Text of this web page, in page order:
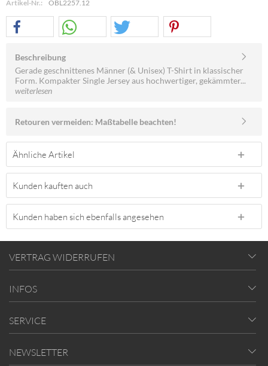
Artikel-Nr.:
OBL2257.12
Beschreibung
Gerade geschnittenes Männer (& Unisex) T-Shirt in klassischer
Form. Kompakter Single Jersey aus hochwertiger, gekämmter...
weiterlesen
Retouren vermeiden: Maßtabelle beachten!
Ähnliche Artikel
Kunden kauften auch
Kunden haben sich ebenfalls angesehen
VERTRAG WIDERRUFEN
INFOS
SERVICE
NEWSLETTER